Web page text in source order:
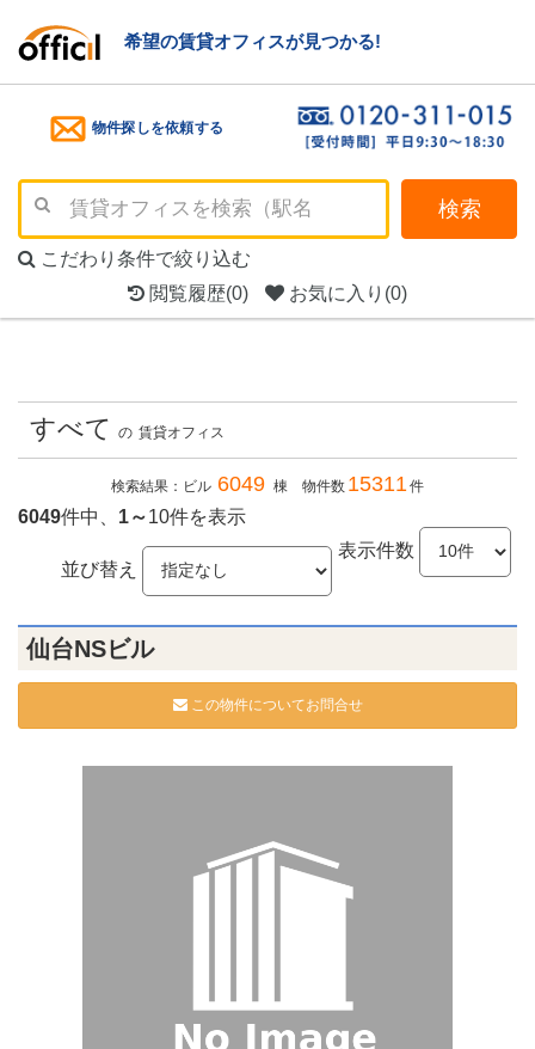
希望の賃貸オフィスが見つかる!
物件探しを依頼する
検索
こだわり条件で絞り込む
閲覧履歴(0) お気に入り (0)
すべて の 賃貸オフィス
検索結果：ビル 6049 棟 物件数 15311件
6049件中、 1～10件を表示
表示件数
並び替え
仙台NSビル
この物件についてお問合せ